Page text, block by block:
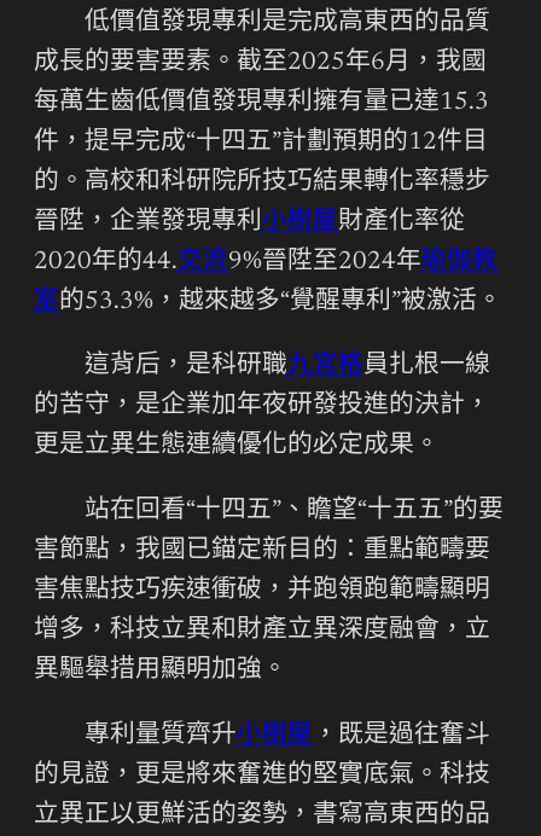
低價值發現專利是完成高東西的品質
成長的要害要素。截至2025年6月，我國
每萬生齒低價值發現專利擁有量已達15.3
件，提早完成“十四五”計劃預期的12件目
的。高校和科研院所技巧結果轉化率穩步
晉陞，企業發現專利小樹屋財產化率從
2020年的44.交流9%晉陞至2024年瑜伽教
室的53.3%，越來越多“覺醒專利”被激活。
這背后，是科研職九宮格員扎根一線
的苦守，是企業加年夜研發投進的決計，
更是立異生態連續優化的必定成果。
站在回看“十四五”、瞻望“十五五”的要
害節點，我國已錨定新目的：重點範疇要
害焦點技巧疾速衝破，并跑領跑範疇顯明
增多，科技立異和財產立異深度融會，立
異驅舉措用顯明加強。
專利量質齊升小樹屋 ，既是過往奮斗
的見證，更是將來奮進的堅實底氣。科技
立異正以更鮮活的姿勢，書寫高東西的品